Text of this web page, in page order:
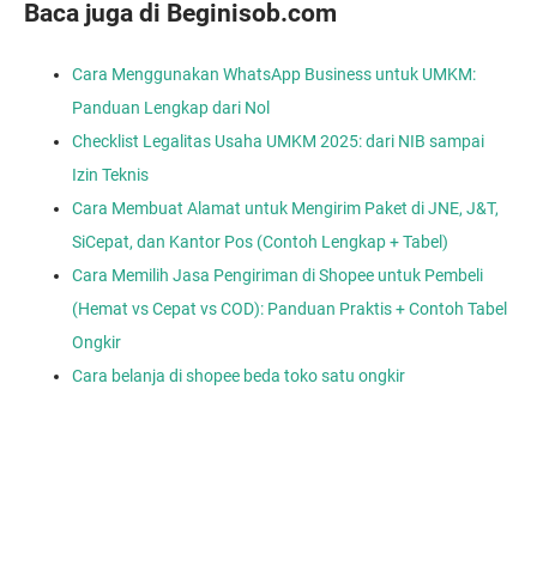
Baca juga di Beginisob.com
Cara Menggunakan WhatsApp Business untuk UMKM:
Panduan Lengkap dari Nol
Checklist Legalitas Usaha UMKM 2025: dari NIB sampai
Izin Teknis
Cara Membuat Alamat untuk Mengirim Paket di JNE, J&T,
SiCepat, dan Kantor Pos (Contoh Lengkap + Tabel)
Cara Memilih Jasa Pengiriman di Shopee untuk Pembeli
(Hemat vs Cepat vs COD): Panduan Praktis + Contoh Tabel
Ongkir
Cara belanja di shopee beda toko satu ongkir